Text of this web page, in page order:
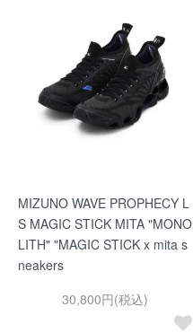
MIZUNO WAVE PROPHECY L
S MAGIC STICK MITA "MONO
LITH" "MAGIC STICK x mita s
neakers
30,800円(税込)